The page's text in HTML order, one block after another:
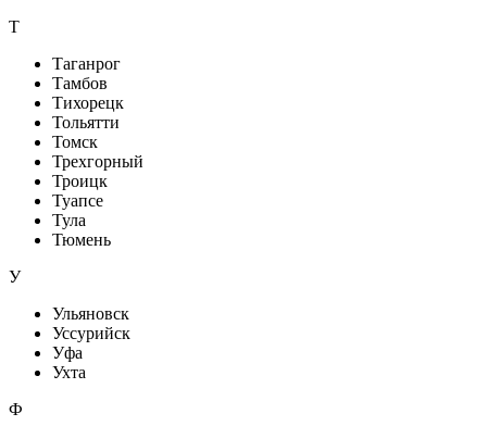
Т
Таганрог
Тамбов
Тихорецк
Тольятти
Томск
Трехгорный
Троицк
Туапсе
Тула
Тюмень
У
Ульяновск
Уссурийск
Уфа
Ухта
Ф